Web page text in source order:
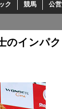
ク 競馬 公
のインパク